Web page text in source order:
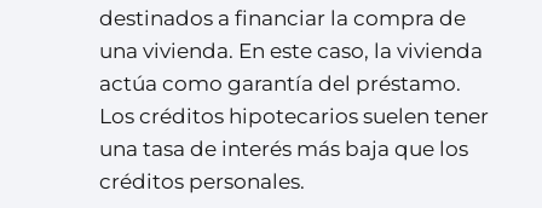
destinados a financiar la compra de
una vivienda. En este caso, la vivienda
actúa como garantía del préstamo.
Los créditos hipotecarios suelen tener
una tasa de interés más baja que los
créditos personales.